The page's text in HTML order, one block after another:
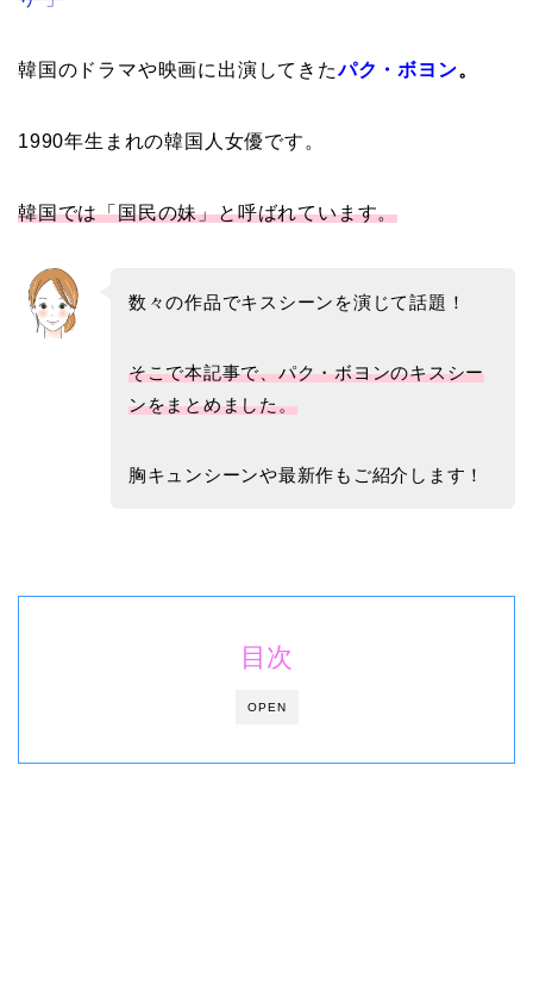
韓国のドラマや映画に出演してきたパク・ボヨン。
1990年生まれの韓国人女優です。
韓国では「国民の妹」と呼ばれています。
数々の作品でキスシーンを演じて話題！
そこで本記事で、パク・ボヨンのキスシー
ンをまとめました。
胸キュンシーンや最新作もご紹介します！
OPEN
目次